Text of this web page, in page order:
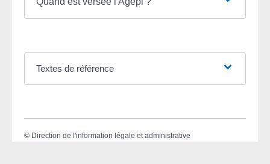
Textes de référence
© Direction de l'information légale et administrative